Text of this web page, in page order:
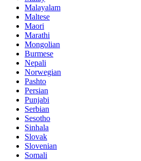
Malayalam
Maltese
Maori
Marathi
Mongolian
Burmese
Nepali
Norwegian
Pashto
Persian
Punjabi
Serbian
Sesotho
Sinhala
Slovak
Slovenian
Somali